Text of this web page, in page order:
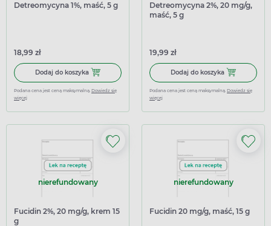
Detreomycyna 1%, maść, 5 g
18,99 zł
Dodaj do koszyka Dodaj do koszyka Detreomycyna 1%, maść, 5 g
Podana cena jest ceną maksymalną. Dowiedz się
więcej
Detreomycyna 2%, 20 mg/g,
maść, 5 g
19,99 zł
Dodaj do koszyka Dodaj do
Podana cena jest ceną maksymalną. Dowiedz się
więcej
nierefundowany
Fucidin 2%, 20 mg/g, krem 15
g
nierefundowany
Fucidin 20 mg/g, maść, 15 g